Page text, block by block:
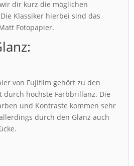
dir kurz die möglichen
Klassiker hierbei sind das
Fotopapier.
von Fujifilm gehört zu den
durch höchste Farbbrillanz. Die
und Kontraste kommen sehr
durch den Glanz auch